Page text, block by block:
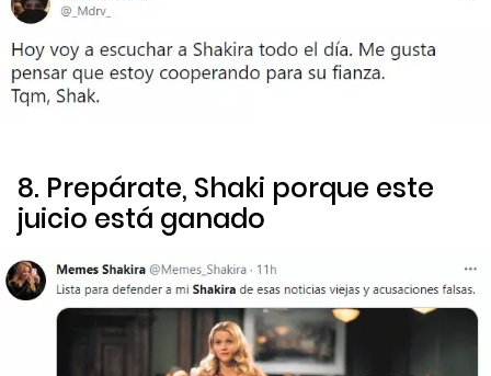
8. Prepárate, Shaki porque este
juicio está ganado